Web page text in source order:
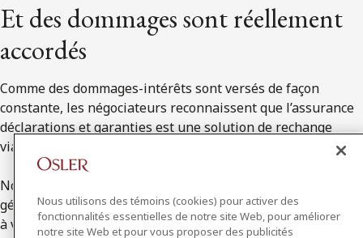
Et des dommages sont réellement
accordés
Comme des dommages-intérêts sont versés de façon
constante, les négociateurs reconnaissent que l’assurance
déclarations et garanties est une solution de rechange
viable en matière de dédommagement par le vendeur.
Nous croyons que, contrairement au vendeur moyen qui n’a
généralement peu ou pas d’intérêt sur le plan commercial
à verser des dommages-intérêts ou à réagir de façon calme
Nous utilisons des témoins (cookies) pour activer des
fonctionnalités essentielles de notre site Web, pour améliorer
notre site Web et pour vous proposer des publicités